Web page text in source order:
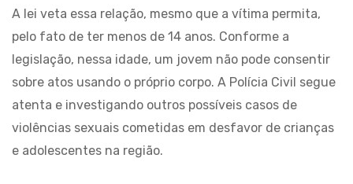
A lei veta essa relação, mesmo que a vítima permita,
pelo fato de ter menos de 14 anos. Conforme a
legislação, nessa idade, um jovem não pode consentir
sobre atos usando o próprio corpo. A Polícia Civil segue
atenta e investigando outros possíveis casos de
violências sexuais cometidas em desfavor de crianças
e adolescentes na região.